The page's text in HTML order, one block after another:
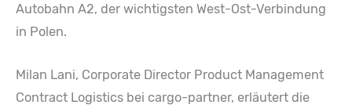
Autobahn A2, der wichtigsten West-Ost-Verbindung
in Polen.
Milan Lani, Corporate Director Product Management
Contract Logistics bei cargo-partner, erläutert die